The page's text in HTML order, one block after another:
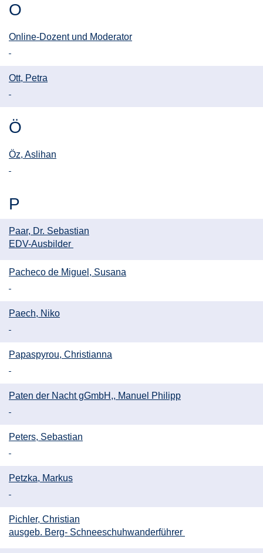
O
Online-Dozent und Moderator
Ott, Petra
Ö
Öz, Aslihan
P
Paar, Dr. Sebastian
EDV-Ausbilder
Pacheco de Miguel, Susana
Paech, Niko
Papaspyrou, Christianna
Paten der Nacht gGmbH,, Manuel Philipp
Peters, Sebastian
Petzka, Markus
Pichler, Christian
ausgeb. Berg- Schneeschuhwanderführer